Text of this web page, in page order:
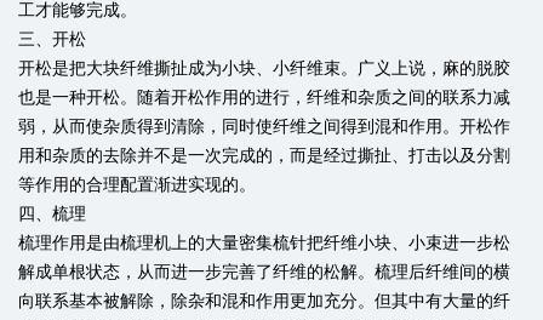
工才能够完成。
三、开松
开松是把大块纤维撕扯成为小块、小纤维束。广义上说，麻的脱胶
也是一种开松。随着开松作用的进行，纤维和杂质之间的联系力减
弱，从而使杂质得到清除，同时使纤维之间得到混和作用。开松作
用和杂质的去除并不是一次完成的，而是经过撕扯、打击以及分割
等作用的合理配置渐进实现的。
四、梳理
梳理作用是由梳理机上的大量密集梳针把纤维小块、小束进一步松
解成单根状态，从而进一步完善了纤维的松解。梳理后纤维间的横
向联系基本被解除，除杂和混和作用更加充分。但其中有大量的纤